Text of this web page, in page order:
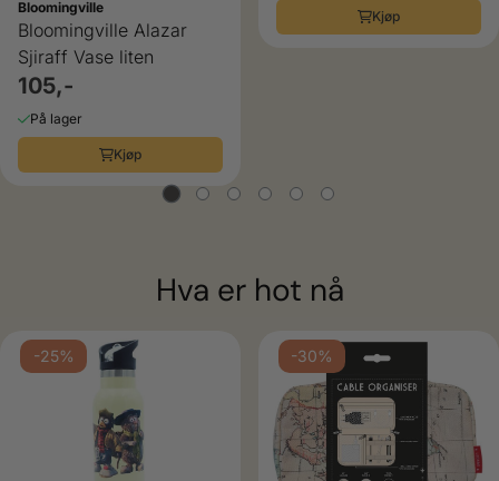
Bloomingville
Bloomingville Alazar
Sjiraff Vase liten
105,-
På lager
Kjøp
Kjøp
Hva er hot nå
-25% -30%